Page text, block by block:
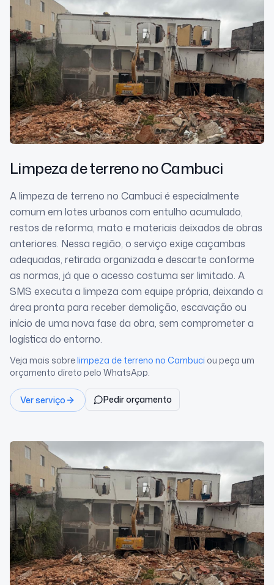
Limpeza de terrenono Cambuci
A limpeza de terreno no Cambuci é especialmente
comum em lotes urbanos com entulho acumulado,
restos de reforma, mato e materiais deixados de obras
anteriores. Nessa região, o serviço exige caçambas
adequadas, retirada organizada e descarte conforme
as normas, já que o acesso costuma ser limitado. A
SMS executa a limpeza com equipe própria, deixando a
área pronta para receber demolição, escavação ou
início de uma nova fase da obra, sem comprometer a
logística do entorno.
Veja mais sobrelimpeza de terreno no Cambuci ou peça um
orçamento direto pelo WhatsApp.
Ver serviço Pedir orçamento